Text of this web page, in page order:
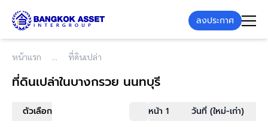
ลงประกาศ
หน้าแรก ที่ดินเปล่า
ที่ดินเปล่าในบางกรวย นนทบุรี
ตัวเลือก หน้า 1 วันที่ (ใหม่-เก่า)